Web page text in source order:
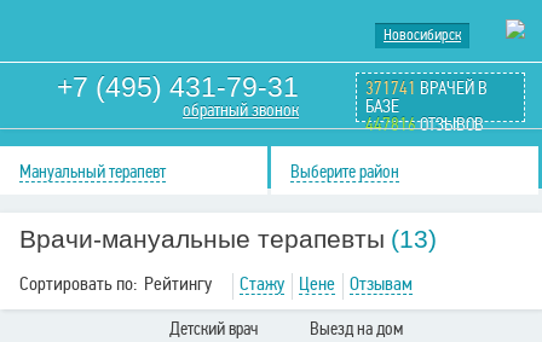
Новосибирск
+7 (495) 431-79-31
обратный звонок
371741 ВРАЧЕЙ В
БАЗЕ
447816ОТЗЫВОВ
Мануальный терапевт Выберите район
Врачи-мануальные терапевты (13)
Сортировать по: Рейтингу Стажу Цене Отзывам
Детский врач Выезд на дом